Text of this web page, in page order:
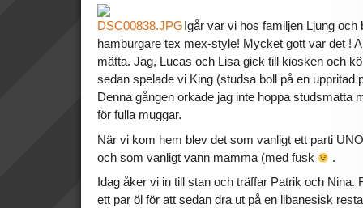
Igår var vi hos familjen Ljung och
hamburgare tex mex-style! Mycket gott var det !
mätta. Jag, Lucas och Lisa gick till kiosken och
sedan spelade vi King (studsa boll på en uppritad
Denna gången orkade jag inte hoppa studsmatta
för fulla muggar.
När vi kom hem blev det som vanligt ett parti
och som vanligt vann mamma (med fusk
.
Idag åker vi in till stan och träffar Patrik och Nina.
ett par öl för att sedan dra ut på en libanesisk